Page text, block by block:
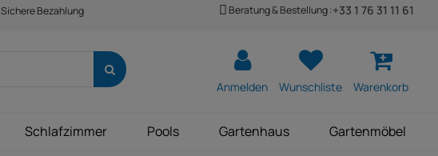
Sichere Bezahlung Beratung & Bestellung :+33 1 76 31 11 61
Anmelden Wunschliste Warenkorb
Schlafzimmer Pools Gartenhaus Gartenmöbel